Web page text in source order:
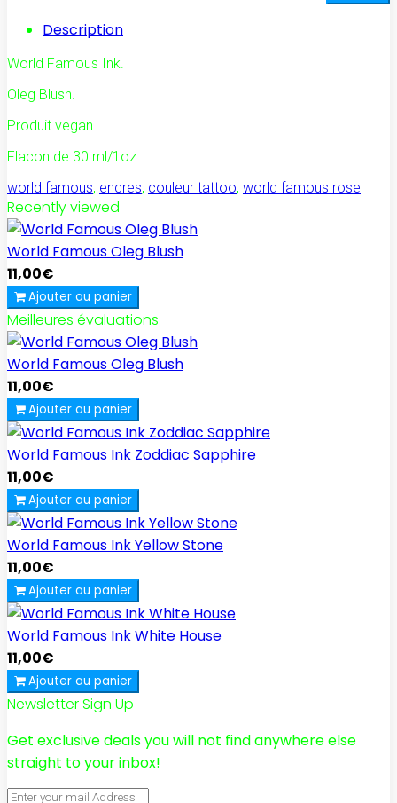
Description
World Famous Ink.
Oleg Blush.
Produit vegan.
Flacon de 30 ml/1oz.
world famous, encres, couleur tattoo, world famous rose
Recently viewed
World Famous Oleg Blush
11,00€
Ajouter au panier
Meilleures évaluations
World Famous Oleg Blush
11,00€
Ajouter au panier
World Famous Ink Zoddiac Sapphire
11,00€
Ajouter au panier
World Famous Ink Yellow Stone
11,00€
Ajouter au panier
World Famous Ink White House
11,00€
Ajouter au panier
Newsletter Sign Up
Get exclusive deals you will not find anywhere else
straight to your inbox!